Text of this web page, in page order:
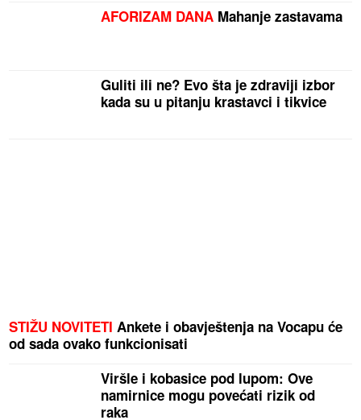
AFORIZAM DANA Mahanje zastavama
Guliti ili ne? Evo šta je zdraviji izbor
kada su u pitanju krastavci i tikvice
STIŽU NOVITETI Ankete i obavještenja na Vocapu će
od sada ovako funkcionisati
Viršle i kobasice pod lupom: Ove
namirnice mogu povećati rizik od
raka